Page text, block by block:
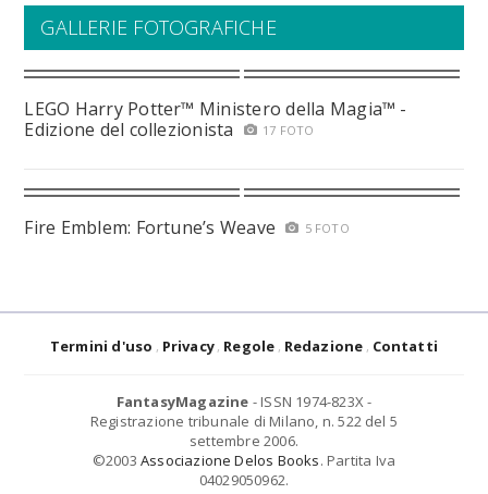
GALLERIE FOTOGRAFICHE
LEGO Harry Potter™ Ministero della Magia™ -
Edizione del collezionista
17 FOTO
Fire Emblem: Fortune’s Weave 5 FOTO
Termini d'uso Privacy Regole Redazione Contatti
FantasyMagazine - ISSN 1974-823X -
Registrazione tribunale di Milano, n. 522 del 5
settembre 2006.
©2003 Associazione Delos Books. Partita Iva
04029050962.